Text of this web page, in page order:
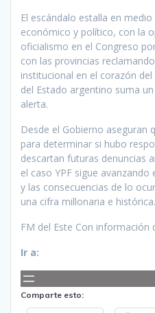
El escándalo estalla en
económico y político, con la
oficialismo en el Congreso
con las provincias
institucional en el corazón
del Estado argentino suma
alerta.
Desde el Gobierno aseguran
para determinar si hubo
descartan futuras denuncias
el caso YPF sigue avanzando
y las consecuencias de lo
una cifra millonaria e histórica.
FM del Este Con información
Ir a:
Comparte esto: